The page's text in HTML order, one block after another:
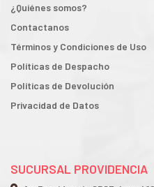
¿Quiénes somos?
Contactanos
Términos y Condiciones de Uso
Políticas de Despacho
Políticas de Devolución
Privacidad de Datos
SUCURSAL PROVIDENCIA